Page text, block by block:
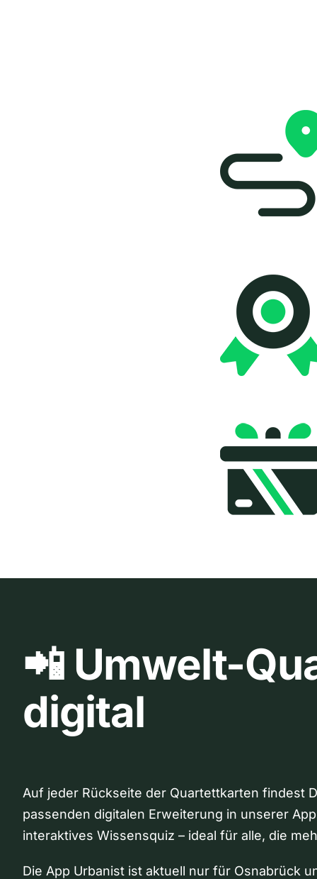
📲 Umwelt-
digital
Auf jeder Rückseite der Quartettkarten findest
passenden digitalen Erweiterung in unserer
interaktives Wissensquiz – ideal für alle, die
Die App Urbanist ist aktuell nur für Osnabrück